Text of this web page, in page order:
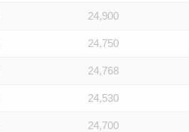
24,900
24,750
24,768
24,530
24,700